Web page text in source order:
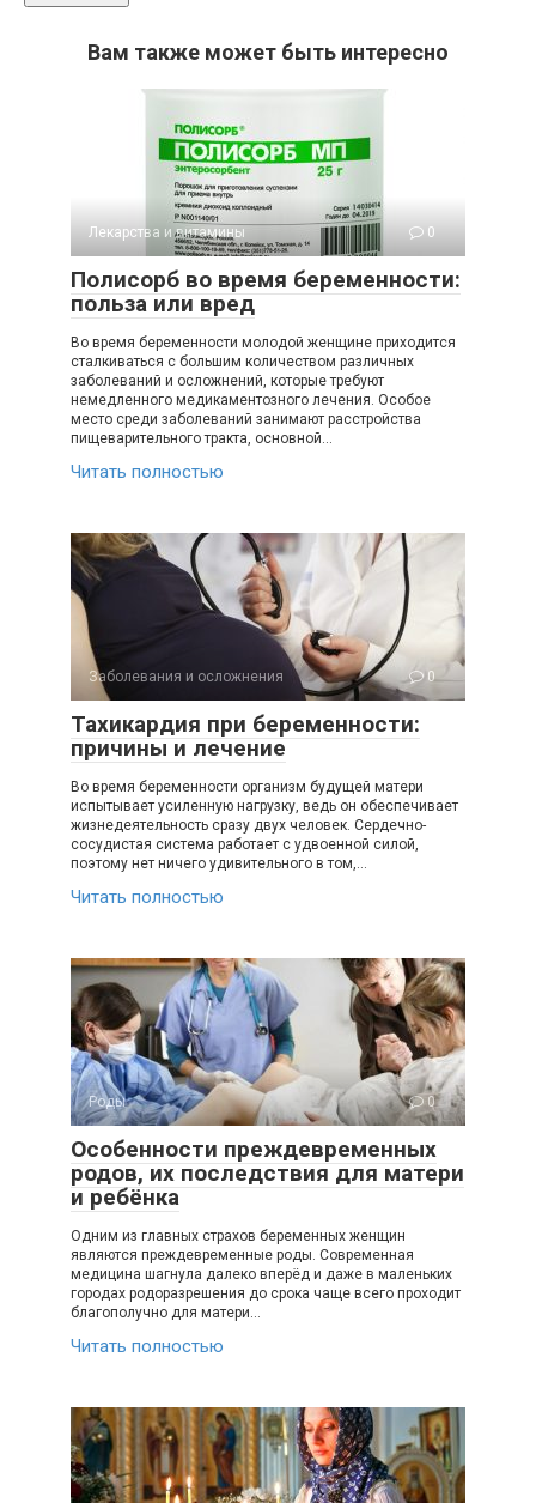
Вам также может быть интересно
Лекарства и витамины 0
Полисорб во время беременности:
польза или вред
Во время беременности молодой женщине приходится
сталкиваться с большим количеством различных
заболеваний и осложнений, которые требуют
немедленного медикаментозного лечения. Особое
место среди заболеваний занимают расстройства
пищеварительного тракта, основной…
Читать полностью
Заболевания и осложнения 0
Тахикардия при беременности:
причины и лечение
Во время беременности организм будущей матери
испытывает усиленную нагрузку, ведь он обеспечивает
жизнедеятельность сразу двух человек. Сердечно-
сосудистая система работает с удвоенной силой,
поэтому нет ничего удивительного в том,…
Читать полностью
Роды 0
Особенности преждевременных
родов, их последствия для матери
и ребёнка
Одним из главных страхов беременных женщин
являются преждевременные роды. Современная
медицина шагнула далеко вперёд и даже в маленьких
городах родоразрешения до срока чаще всего проходит
благополучно для матери…
Читать полностью